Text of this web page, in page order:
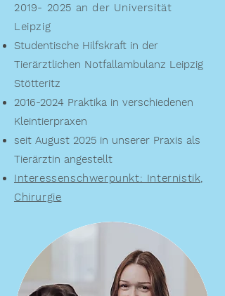
2019- 2025 an der Universität
Leipzig
Studentische Hilfskraft in der
Tierärztlichen Notfallambulanz Leipzig
Stötteritz
2016-2024 Praktika in verschiedenen
Kleintierpraxen
seit August 2025 in unserer Praxis als
Tierärztin angestellt
Interessenschwerpunkt: Internistik,
Chirurgie